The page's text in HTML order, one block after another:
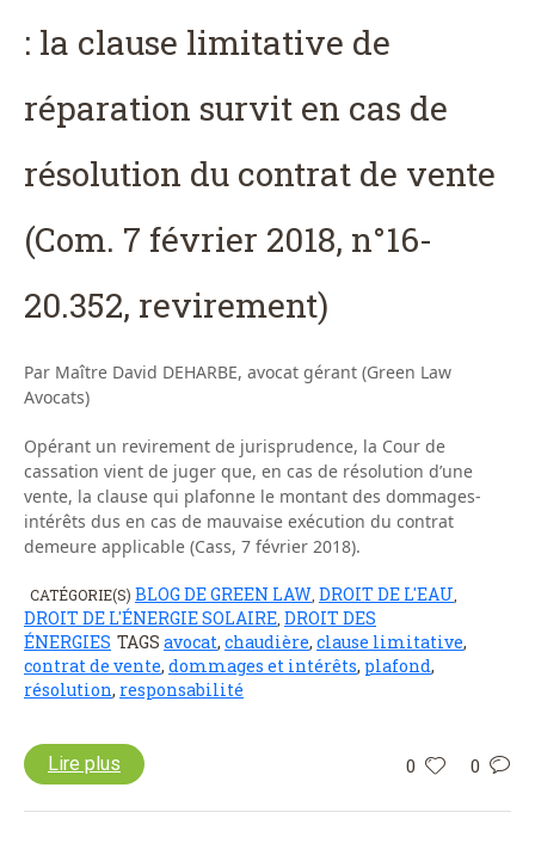
: la clause limitative de
réparation survit en cas de
résolution du contrat de vente
(Com. 7 février 2018, n°16-
20.352, revirement)
Par Maître David DEHARBE, avocat gérant (Green Law
Avocats)
Opérant un revirement de jurisprudence, la Cour de
cassation vient de juger que, en cas de résolution d’une
vente, la clause qui plafonne le montant des dommages-
intérêts dus en cas de mauvaise exécution du contrat
demeure applicable (Cass, 7 février 2018).
CATÉGORIE(S) BLOG DE GREEN LAW DROIT DE L'EAU
DROIT DE L'ÉNERGIE SOLAIRE DROIT DES
ÉNERGIES TAGS avocat, chaudière, clause limitative,
contrat de vente, dommages et intérêts, plafond,
résolution, responsabilité
0 0
Lire plus